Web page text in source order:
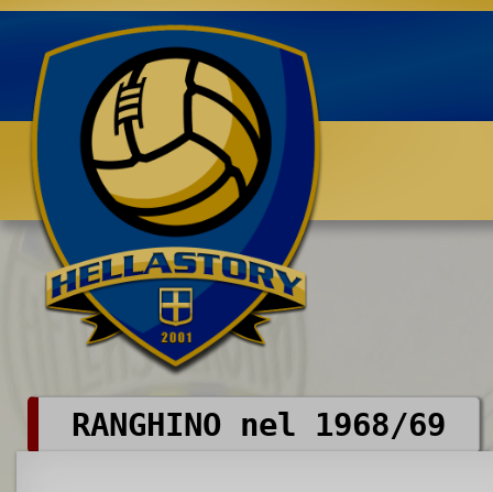
Benvenuti su HELLASTORY.net
RANGHINO nel 1968/69